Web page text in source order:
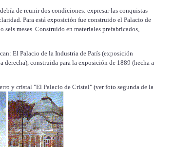
de reunir dos condiciones: expresar las conquistas
Para está exposición fue construido el Palacio de
seis meses. Construido en materiales prefabricados,
El Palacio de la Industria de París (exposición
construida para la exposición de 1889 (hecha a
y cristal "El Palacio de Cristal" (ver foto segunda de la